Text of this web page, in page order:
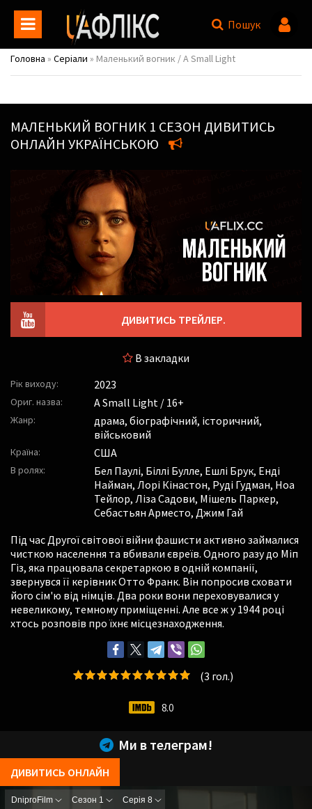
Пошук
Головна » Серіали » Маленький вогник / A Small Light
МАЛЕНЬКИЙ ВОГНИК 1 СЕЗОН ДИВИТИСЬ
ОНЛАЙН УКРАЇНСЬКОЮ
ДИВИТИСЬ ТРЕЙЛЕР.
В закладки
Рік виходу: 2023
Ориг. назва: A Small Light / 16+
Жанр:
драма, біографічний, історичний,
військовий
Країна: США
В ролях: Бел Паулі, Біллі Булле, Ешлі Брук, Енді
Найман, Лорі Кінастон, Руді Гудман, Ноа
Тейлор, Ліза Садови, Мішель Паркер,
Себастьян Арместо, Джим Гай
Під час Другої світової війни фашисти активно займалися
чисткою населення та вбивали євреїв. Одного разу до Міп
Гіз, яка працювала секретаркою в одній компанії,
звернувся її керівник Отто Франк. Він попросив сховати
його сім'ю від німців. Два роки вони переховувалися у
невеликому, темному приміщенні. Але все ж у 1944 році
хтось розповів про їхнє місцезнаходження.
(3 гол.)
8.0
Ми в телеграм!
ДИВИТИСЬ ОНЛАЙН